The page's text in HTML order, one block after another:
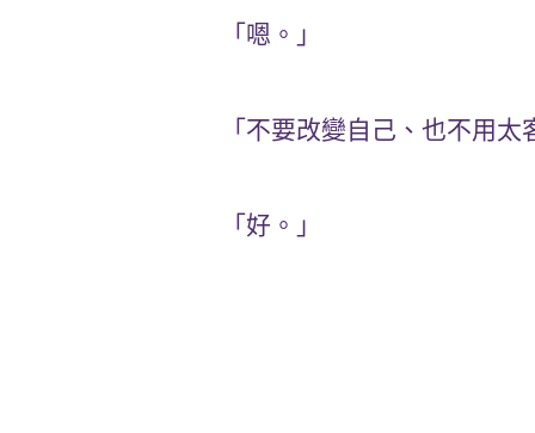
「嗯。」
「不要改變自己、也不用太
「好。」